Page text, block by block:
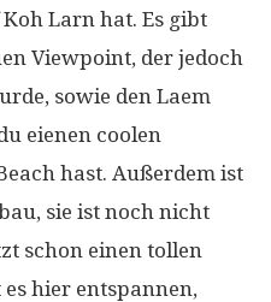
Larn hat. Es gibt
Viewpoint, der jedoch
sowie den Laem
eienen coolen
hast. Außerdem ist
sie ist noch nicht
schon einen tollen
hier entspannen,